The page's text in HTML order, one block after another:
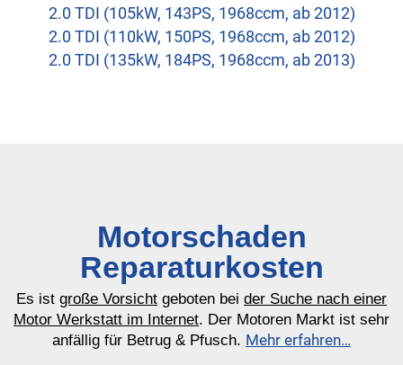
2.0 TDI (105kW, 143PS, 1968ccm, ab 2012)
2.0 TDI (110kW, 150PS, 1968ccm, ab 2012)
2.0 TDI (135kW, 184PS, 1968ccm, ab 2013)
Motorschaden
Reparaturkosten
Es ist große Vorsicht geboten bei der Suche nach einer
Motor Werkstatt im Internet. Der Motoren Markt ist sehr
anfällig für Betrug & Pfusch. Mehr erfahren…